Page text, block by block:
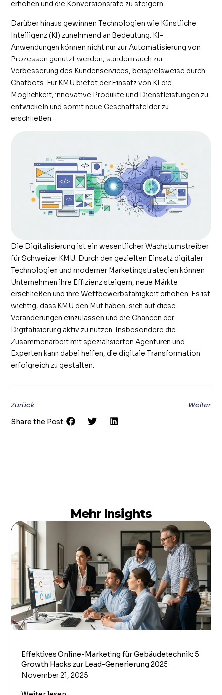
erhöhen und die Konversionsrate zu steigern.
Darüber hinaus gewinnen Technologien wie Künstliche
Intelligenz (KI) zunehmend an Bedeutung. KI-
Anwendungen können nicht nur zur Automatisierung von
Prozessen genutzt werden, sondern auch zur
Verbesserung des Kundenservices, beispielsweise durch
Chatbots. Für KMU bietet der Einsatz von KI die
Möglichkeit, innovative Produkte und Dienstleistungen zu
entwickeln und somit neue Geschäftsfelder zu
erschließen.
Die Digitalisierung ist ein wesentlicher Wachstumstreiber
für Schweizer KMU. Durch den gezielten Einsatz digitaler
Technologien und moderner Marketingstrategien können
Unternehmen ihre Effizienz steigern, neue Märkte
erschließen und ihre Wettbewerbsfähigkeit erhöhen. Es ist
wichtig, dass KMU den Mut haben, sich auf diese
Veränderungen einzulassen und die Chancen der
Digitalisierung aktiv zu nutzen. Insbesondere die
Zusammenarbeit mit spezialisierten Agenturen und
Experten kann dabei helfen, die digitale Transformation
erfolgreich zu gestalten.
Zurück Weiter
Share the Post:
Mehr Insights
Effektives Online-Marketing für Gebäudetechnik: 5
Growth Hacks zur Lead-Generierung 2025
November 21, 2025